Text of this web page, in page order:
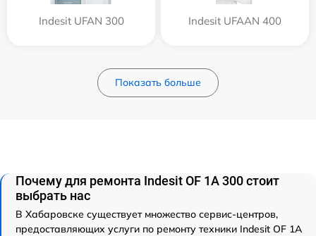
Indesit UFAN 300 Indesit UFAAN 400
Показать больше
Почему для ремонта Indesit OF 1A 300 стоит
выбрать нас
В Хабаровске существует множество сервис-центров,
предоставляющих услуги по ремонту техники Indesit OF 1A